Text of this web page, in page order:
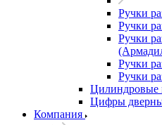
Ручки
Ручки
Ручки
Ручки
Ручки
Цилиндровые
Цифры
Компания